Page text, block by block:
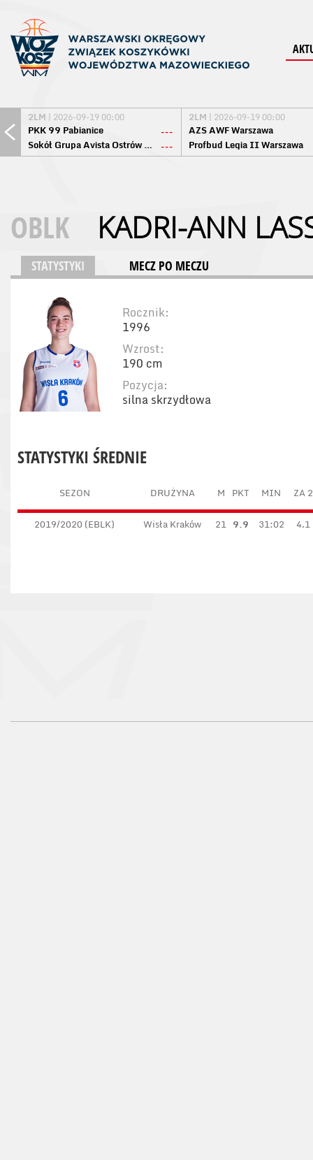
2LM | 2026-09-19 00:00
PKK 99 Pabianice
---
Sokół Grupa Avista Ostrów Maz. ---
2LM | 2026-09-19 00:00
AZS AWF Warszawa
Profbud Legia II Warszawa
OBLK KADRI-ANN
STATYSTYKI MECZ PO MECZU
Rocznik:
1996
Wzrost:
190 cm
Pozycja:
silna skrzydłowa
STATYSTYKI ŚREDNIE
SEZON DRUŻYNA M PKT MIN ZA 2
2019/2020 (EBLK) Wisła Kraków 21 9.9 31:02 4.1